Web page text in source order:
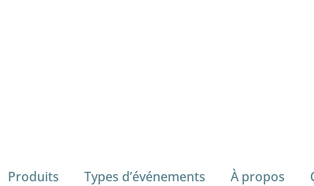
Produits Types d’événements À propos